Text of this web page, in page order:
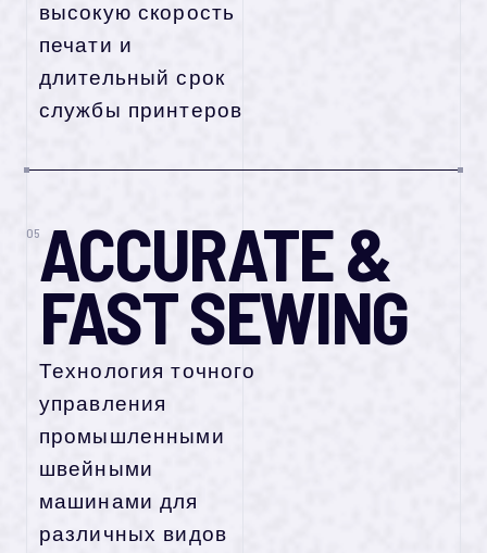
высокую скорость
печати и
длительный срок
службы принтеров
05ACCURATE &
FAST SEWING​
Технология точного
управления
промышленными
швейными
машинами для
различных видов